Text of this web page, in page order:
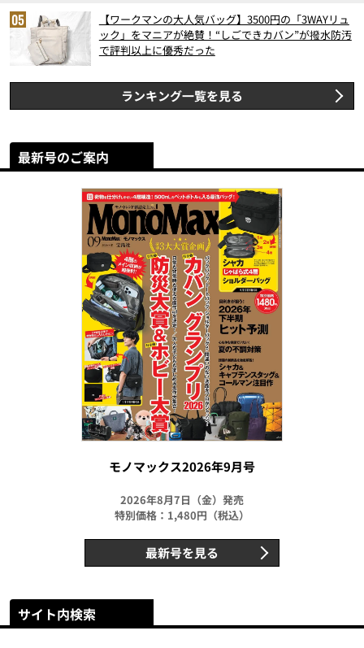
【ワークマンの大人気バッグ】3500円の「3WAYリュ
ック」をマニアが絶賛！“しごできカバン”が撥水防汚
で評判以上に優秀だった
ランキング一覧を見る
最新号のご案内
モノマックス2026年9月号
2026年8月7日（金）発売
特別価格：1,480円（税込）
最新号を見る
サイト内検索